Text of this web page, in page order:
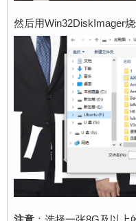
然后用Win32DiskImager